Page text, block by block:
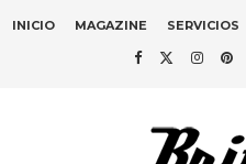
INICIO MAGAZINE SERVICIOS